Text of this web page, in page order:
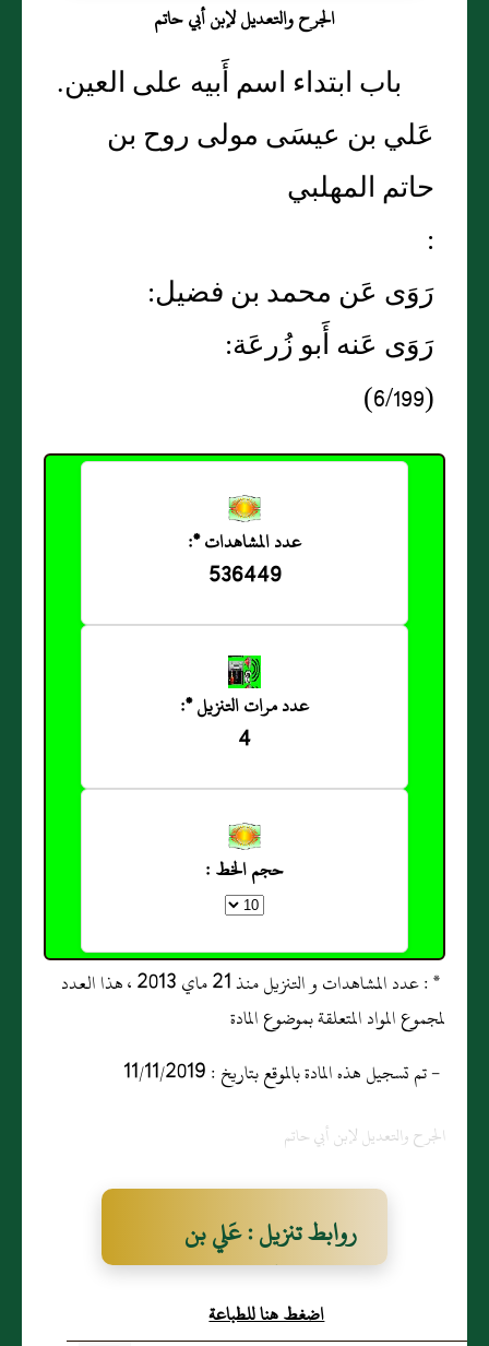
الجرح والتعديل لإبن أبي حاتم
باب ابتداء اسم أَبيه على العين.
عَلي بن عيسَى مولى روح بن
حاتم المهلبي
:
رَوَى عَن محمد بن فضيل:
رَوَى عَنه أَبو زُرعَة:
(6/199)
عدد المشاهدات *:
536449
عدد مرات التنزيل *:
4
حجم الخط :
* : عدد المشاهدات و التنزيل منذ 21 ماي 2013 ، هذا العدد
لمجموع المواد المتعلقة بموضوع المادة
- تم تسجيل هذه المادة بالموقع بتاريخ : 11/11/2019
الجرح والتعديل لإبن أبي حاتم
روابط تنزيل : عَلي بن
عيسَى مولى روح بن حاتم
المهلبي
اضغط هنا للطباعة